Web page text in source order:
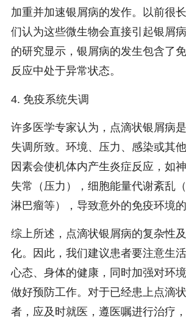
加重并加速银屑病的发作。以前很
们认为这些微生物会直接引起银屑
的研究显示，银屑病的发生包含了
反应中处于异常状态。
4. 免疫系统失调
许多医学专家认为，点滴状银屑病
失调所致。环境、压力、感染或其
因素会使机体内产生炎症反应，如
失常（压力），细胞能量代谢紊乱
淋巴瘤等），导致意外的免疫环境的
综上所述，点滴状银屑病的复杂性
化。因此，我们建议患者要注意生
心态、身体的健康，同时加强对环
做好预防工作。对于已经患上点滴
者，应及时就医，遵医嘱进行治疗